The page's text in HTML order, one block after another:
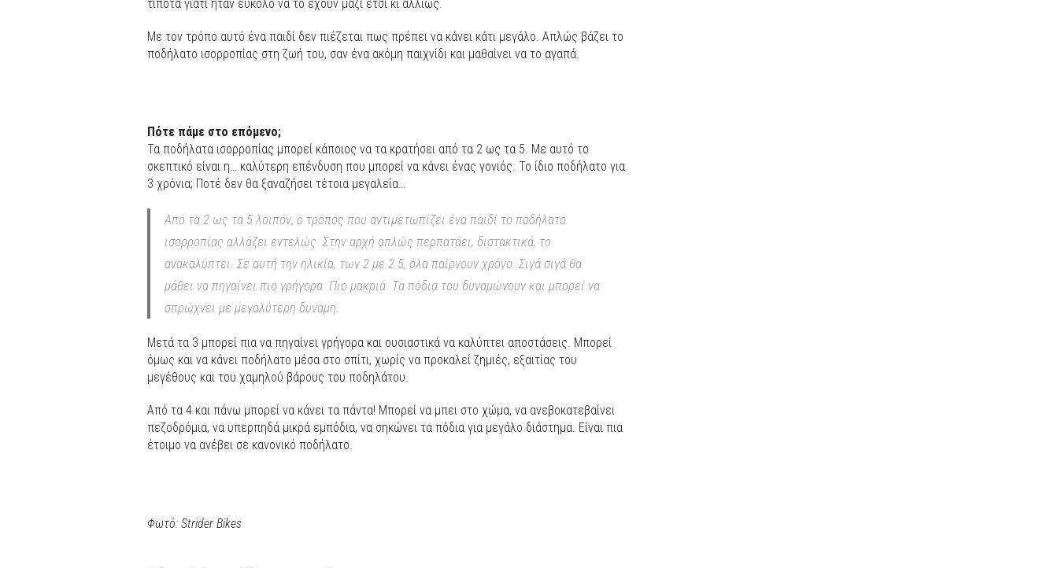
τίποτα γιατί ήταν εύκολο να το έχουν μαζί έτσι κι αλλιώς.
Με τον τρόπο αυτό ένα παιδί δεν πιέζεται πως πρέπει να κάνει κάτι μεγάλο. Απλώς βάζει το
ποδήλατο ισορροπίας στη ζωή του, σαν ένα ακόμη παιχνίδι και μαθαίνει να το αγαπά.
Πότε πάμε στο επόμενο;
Τα ποδήλατα ισορροπίας μπορεί κάποιος να τα κρατήσει από τα 2 ως τα 5. Με αυτό το
σκεπτικό είναι η… καλύτερη επένδυση που μπορεί να κάνει ένας γονιός. Το ίδιο ποδήλατο για
3 χρόνια; Ποτέ δεν θα ξαναζήσει τέτοια μεγαλεία…
Από τα 2 ως τα 5 λοιπόν, ο τρόπος που αντιμετωπίζει ένα παιδί το ποδήλατο
ισορροπίας αλλάζει εντελώς. Στην αρχή απλώς περπατάει, διστακτικά, το
ανακαλύπτει. Σε αυτή την ηλικία, των 2 με 2.5, όλα παίρνουν χρόνο. Σιγά σιγά θα
μάθει να πηγαίνει πιο γρήγορα. Πιο μακριά. Τα πόδια του δυναμώνουν και μπορεί να
σπρώχνει με μεγαλύτερη δυναμη.
Μετά τα 3 μπορεί πια να πηγαίνει γρήγορα και ουσιαστικά να καλύπτει αποστάσεις. Μπορεί
όμως και να κάνει ποδήλατο μέσα στο σπίτι, χωρίς να προκαλεί ζημιές, εξαιτίας του
μεγέθους και του χαμηλού βάρους του ποδηλάτου.
Από τα 4 και πάνω μπορεί να κάνει τα πάντα! Μπορεί να μπει στο χώμα, να ανεβοκατεβαίνει
πεζοδρόμια, να υπερπηδά μικρά εμπόδια, να σηκώνει τα πόδια για μεγάλο διάστημα. Είναι πια
έτοιμο να ανέβει σε κανονικό ποδήλατο.
Φωτό: Strider Bikes